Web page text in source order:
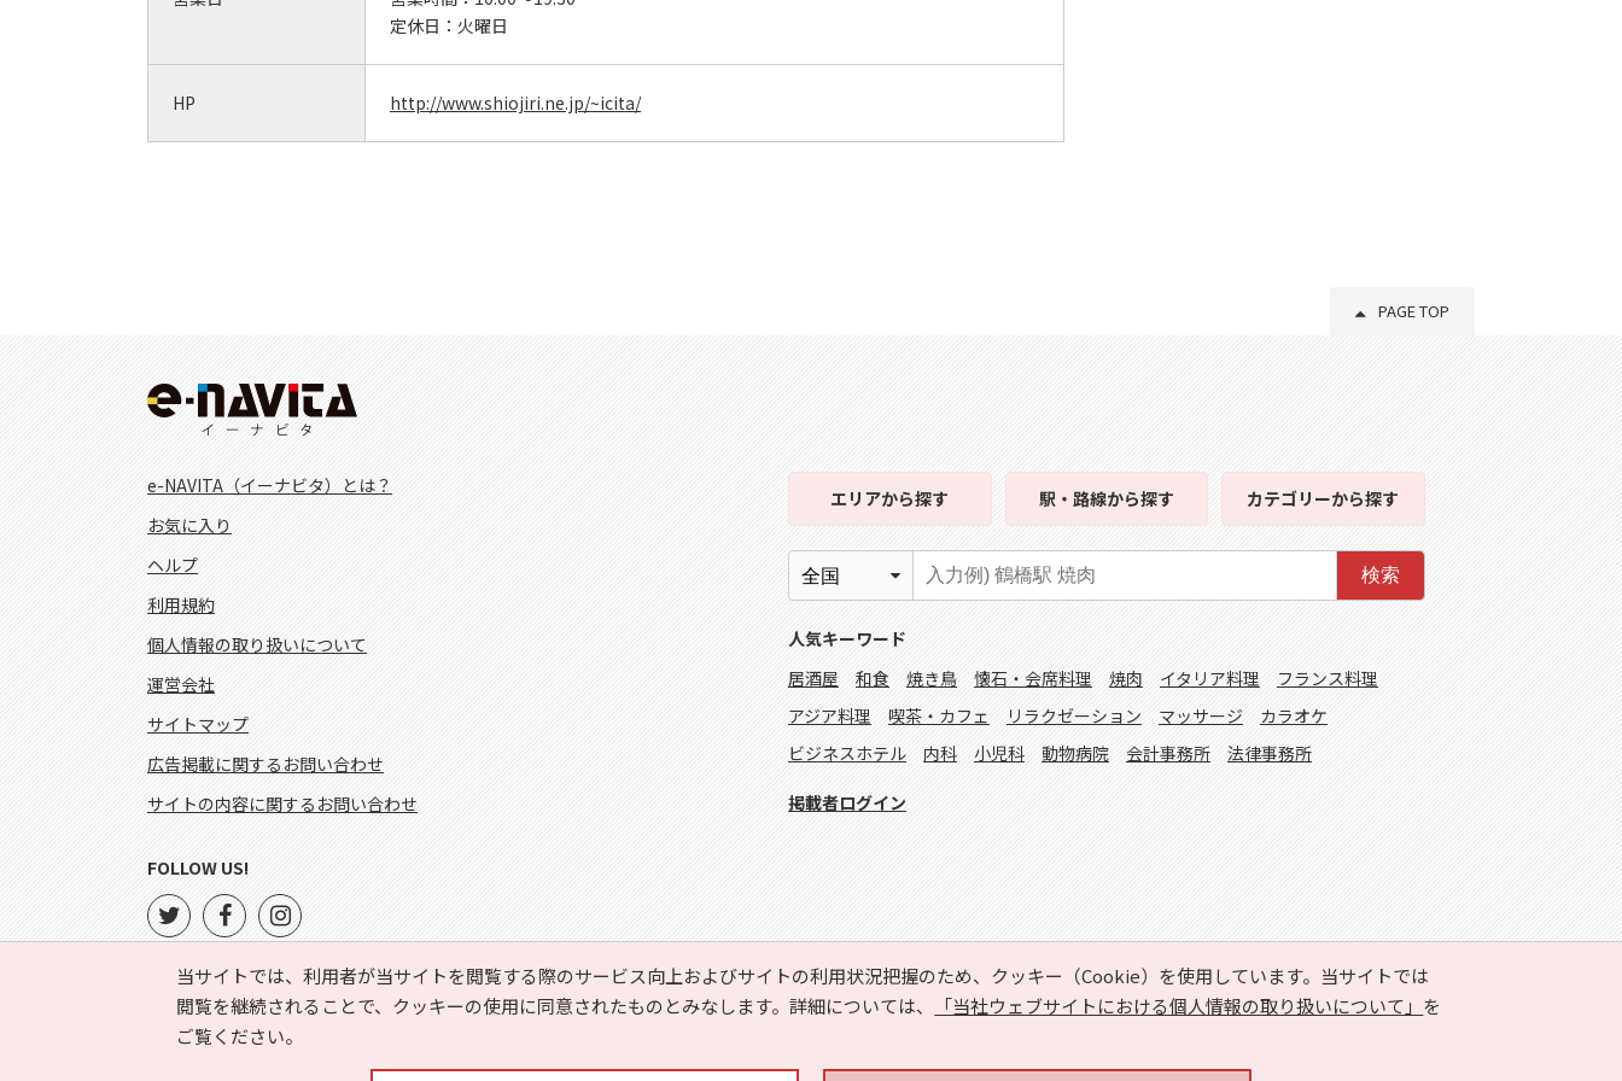
定休日： 火曜日
HP http://www.shiojiri.ne.jp/~icita/
PAGE TOP
当サイトでは、利用者が当サイトを閲覧する際のサービス向上およびサイトの利用状況把握のため、クッキー（Cookie）を使用しています。当サイトでは
閲覧を継続されることで、クッキーの使用に同意されたものとみなします。詳細については、
「当社ウェブサイトにおける個人情報の取り扱いについて」 を
ご覧ください。
e-NAVITA（イーナビタ）とは？
お気に入り
ヘルプ
利用規約
個人情報の取り扱いについて
運営会社
サイトマップ
広告掲載に関するお問い合わせ
サイトの内容に関するお問い合わせ
エリアから探す 駅・路線から探す カテゴリーから探す
検索
人気キーワード
居酒屋
和食 焼き鳥 懐石・会席料理 焼肉 イタリア料理
フランス料理
アジア料理
喫茶・カフェ リラクゼーション マッサージ
カラオケ
ビジネスホテル
内科 小児科 動物病院 会計事務所 法律事務所
掲載者ログイン
FOLLOW US!
Copyright © HYOJITO.Co.,Ltd. All Rights Reserved.